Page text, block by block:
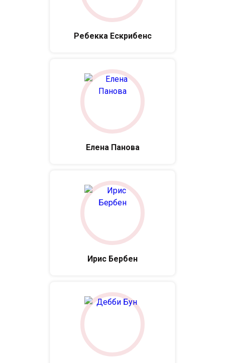
Ребекка Ескрибенс
Елена Панова
Ирис Бербен